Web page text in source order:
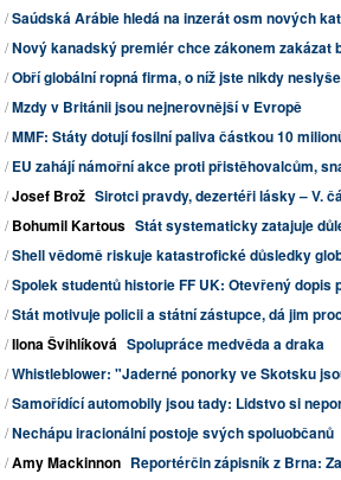
/Saúdská Arábie hledá na inzerát osm nových
/Nový kanadský premiér chce zákonem zakázat
/Obří globální ropná firma, o níž jste nikdy
/Mzdy v Británii jsou nejnerovnější v Evropě
/MMF: Státy dotují fosilní paliva částkou 10
/EU zahájí námořní akce proti přistěhovalcům,
/Josef Brož Sirotci pravdy, dezertéři lásky – V.
/Bohumil Kartous Stát systematicky zatajuje
/Shell vědomě riskuje katastrofické důsledky
/Spolek studentů historie FF UK: Otevřený dopis
/Stát motivuje policii a státní zástupce, dá jim
/Ilona Švihlíková Spolupráce medvěda a draka
/Whistleblower: "Jaderné ponorky ve Skotsku
/Samořídící automobily jsou tady: Lidstvo si
/Nechápu iracionální postoje svých spoluobčanů
/Amy Mackinnon Reportérčin zápisník z Brna: